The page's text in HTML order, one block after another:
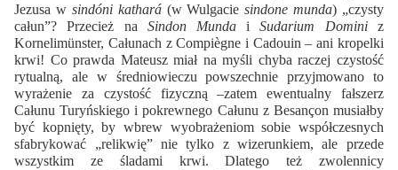
Jezusa w sindóni kathará(w Wulgaciesindone munda) „czysty
całun”? Przecież na Sindon Munda iSudarium Domini z
Kornelimünster, Całunach z Compiègne i Cadouin – ani kropelki
krwi! Co prawda Mateusz miał na myśli chyba raczej czystość
rytualną, ale w średniowieczu powszechnie przyjmowano to
wyrażenie za czystość fizyczną –zatem ewentualny fałszerz
Całunu Turyńskiego i pokrewnego Całunu z Besançon musiałby
być kopnięty, by wbrew wyobrażeniom sobie współczesnych
sfabrykować „relikwię” nie tylko z wizerunkiem, ale przede
wszystkim ze śladami krwi. Dlatego też zwolennicy